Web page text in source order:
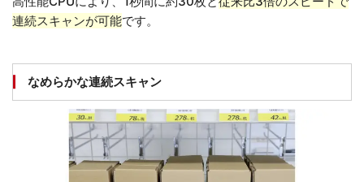
連続スキャンが可能です。
なめらかな連続スキャン